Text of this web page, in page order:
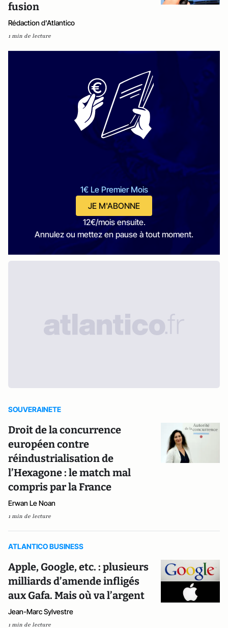
fusion
Rédaction d'Atlantico
1 min de lecture
1€ Le Premier Mois
JE M'ABONNE
12€/mois ensuite.
Annulez ou mettez en pause à tout moment.
SOUVERAINETE
Droit de la concurrence
européen contre
réindustrialisation de
l’Hexagone : le match mal
compris par la France
Erwan Le Noan
1 min de lecture
ATLANTICO BUSINESS
Apple, Google, etc. : plusieurs
milliards d’amende infligés
aux Gafa. Mais où va l’argent
Jean-Marc Sylvestre
1 min de lecture